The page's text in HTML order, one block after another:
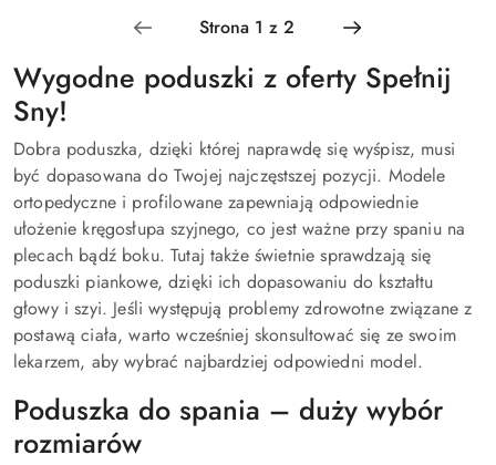
Wygodne poduszki z oferty Spełnij
Sny!
Dobra poduszka, dzięki której naprawdę się wyśpisz, musi
być dopasowana do Twojej najczęstszej pozycji. Modele
ortopedyczne i profilowane zapewniają odpowiednie
ułożenie kręgosłupa szyjnego, co jest ważne przy spaniu na
plecach bądź boku. Tutaj także świetnie sprawdzają się
poduszki piankowe, dzięki ich dopasowaniu do kształtu
głowy i szyi. Jeśli występują problemy zdrowotne związane z
postawą ciała, warto wcześniej skonsultować się ze swoim
lekarzem, aby wybrać najbardziej odpowiedni model.
Poduszka do spania – duży wybór
rozmiarów